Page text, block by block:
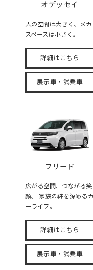
オデッセイ
人の空間は大きく、メカ
スペースは小さく。
詳細はこちら
展示車・試乗車
フリード
広がる空間、つながる笑
顔。 家族の絆を深めるカ
ーライフ。
詳細はこちら
展示車・試乗車